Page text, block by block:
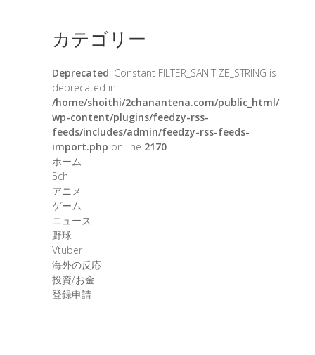
カテゴリー
Deprecated: Constant FILTER_SANITIZE_STRING is
deprecated in
/home/shoithi/2chanantena.com/public_html/
wp-content/plugins/feedzy-rss-
feeds/includes/admin/feedzy-rss-feeds-
import.php on line 2170
ホーム
5ch
アニメ
ゲーム
ニュース
野球
Vtuber
海外の反応
投資/お金
登録申請